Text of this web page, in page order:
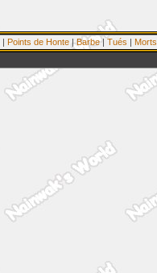
| Points de Honte |Barbe| Tués | Morts